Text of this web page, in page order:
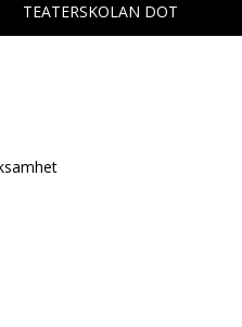
TEATERSKOLAN DOT